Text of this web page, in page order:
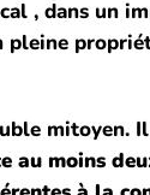
, dans un
pleine
mitoyen.
au moins